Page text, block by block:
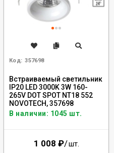
Код: 357698
Встраиваемый светильник
IP20 LED 3000K 3W 160-
265V DOT SPOT NT18 552
NOVOTECH, 357698
В наличии: 1045 шт.
1 008 ₽/шт.